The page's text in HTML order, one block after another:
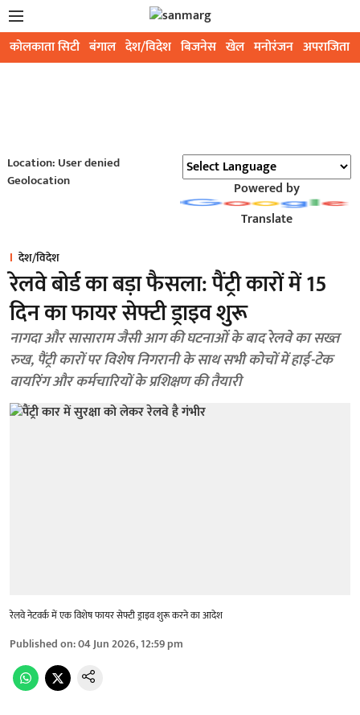
कोलकाता सिटी बंगाल देश/विदेश बिजनेस खेल मनोरंजन अपराजिता
Location: User denied
Geolocation
Powered by
Translate
देश/विदेश
रेलवे बोर्ड का बड़ा फैसला: पैंट्री कारों में 15
दिन का फायर सेफ्टी ड्राइव शुरू
नागदा और सासाराम जैसी आग की घटनाओं के बाद रेलवे का सख्त
रुख, पैंट्री कारों पर विशेष निगरानी के साथ सभी कोचों में हाई-टेक
वायरिंग और कर्मचारियों के प्रशिक्षण की तैयारी
रेलवे नेटवर्क में एक विशेष फायर सेफ्टी ड्राइव शुरू करने का आदेश
Published on:04 Jun 2026, 12:59 pm